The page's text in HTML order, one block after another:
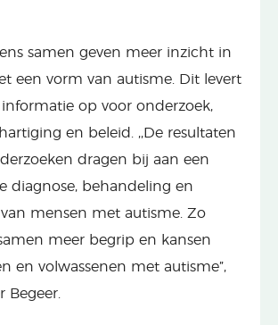
samen geven meer inzicht in
een vorm van autisme. Dit levert
op voor onderzoek,
en beleid. ,,De resultaten
dragen bij aan een
diagnose, behandeling en
mensen met autisme. Zo
meer begrip en kansen
en volwassenen met autisme”,
Begeer.